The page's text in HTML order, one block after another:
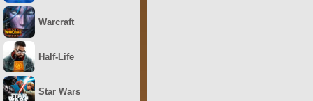
Warcraft
Half-Life
Star Wars